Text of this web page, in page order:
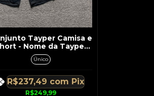
Tayper Camisa e
- Nome da Tayper
Branco e TPR Laranja
Único
R$249,99
R$237,49 com Pix